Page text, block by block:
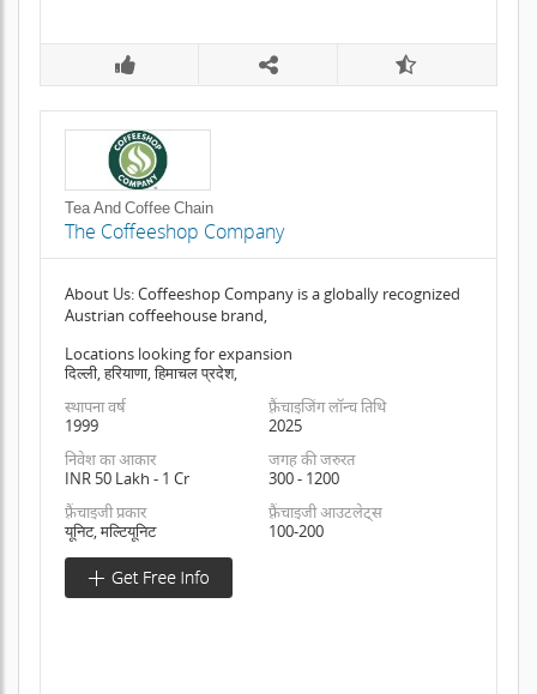
Tea And Coffee Chain
The Coffeeshop Company
About Us: Coffeeshop Company is a globally recognized
Austrian coffeehouse brand,
Locations looking for expansion
दिल्ली, हरियाणा, हिमाचल प्रदेश,
स्थापना वर्ष
1999
फ़्रैंचाइजिंग लॉन्च तिथि
2025
निवेश का आकार
INR 50 Lakh - 1 Cr
जगह की जरुरत
300 - 1200
फ़्रैंचाइजी प्रकार
यूनिट, मल्टियूनिट
फ़्रैंचाइजी आउटलेट्स
100-200